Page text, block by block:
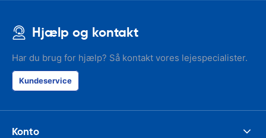
Hjælp og kontakt
Har du brug for hjælp? Så kontakt vores lejespecialister.
Kundeservice
Konto